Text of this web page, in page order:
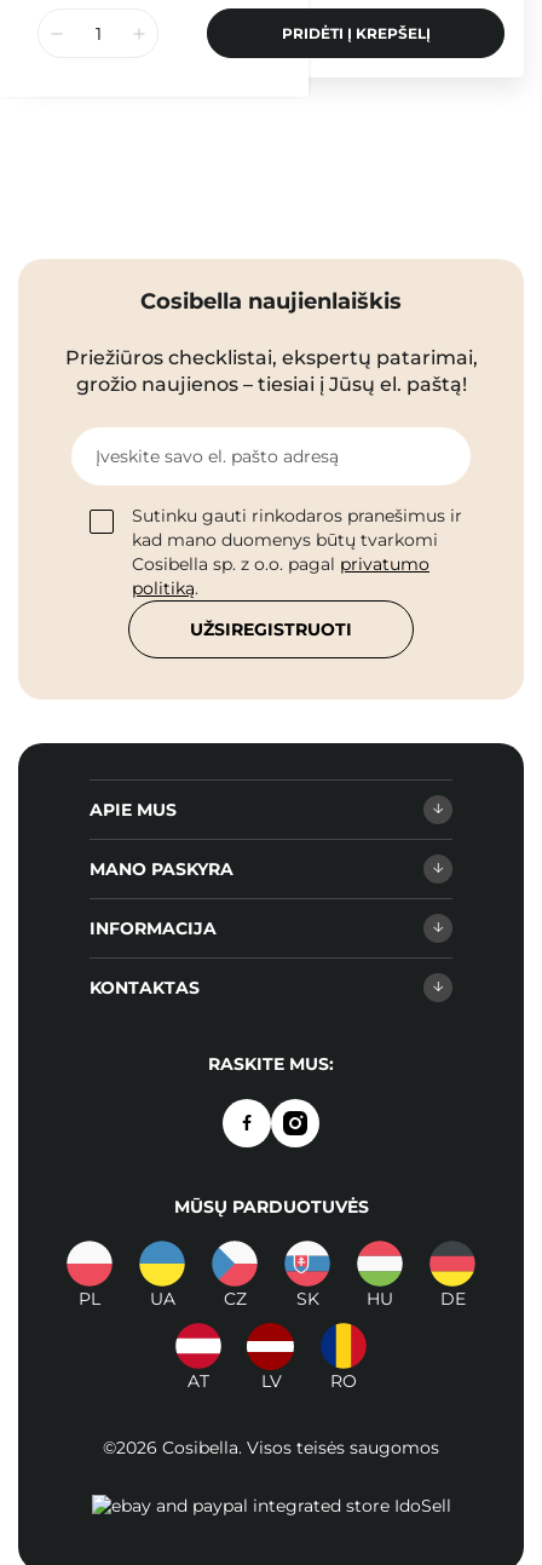
PRIDĖTI Į KREPŠELĮ
Cosibella naujienlaiškis
Priežiūros checklistai, ekspertų patarimai,
grožio naujienos – tiesiai į Jūsų el. paštą!
Įveskite savo el. pašto adresą
Sutinku gauti rinkodaros pranešimus ir
kad mano duomenys būtų tvarkomi
Cosibella sp. z o.o. pagal privatumo
politiką.
UŽSIREGISTRUOTI
APIE MUS
MANO PASKYRA
INFORMACIJA
KONTAKTAS
RASKITE MUS:
MŪSŲ PARDUOTUVĖS
PL UA CZ SK HU DE
AT LV RO
©2026 Cosibella. Visos teisės saugomos